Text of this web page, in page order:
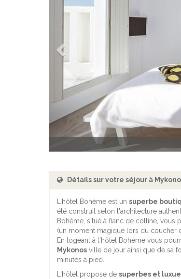
Précédent
Détails sur votre séjour à
L'hôtel Bohème est un superbe
été construit selon l'architecture
Bohème, situé à flanc de colline, vous
(un moment magique lors du coucher
En logeant à l'hôtel Bohème vous
Mykonos ville de jour ainsi que de sa
minutes à pied.
L'hôtel propose de superbes et